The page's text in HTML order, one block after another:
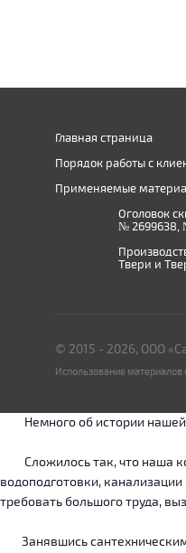
Главная страница
Порядок работы с
Применяемые
Оголовок
№ 2699638,
Твери и
© 2015 - 2026, ООО
Использование
Немного об истории
Сложилось так, что наша
водоподготовки,
требовать большого труда,
Занявшись